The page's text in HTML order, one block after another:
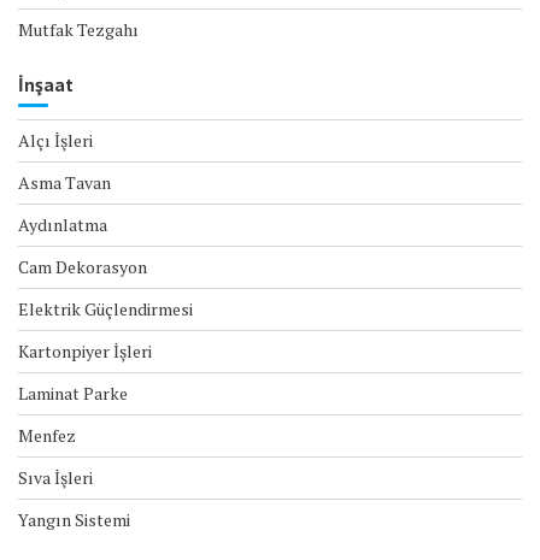
Mutfak Tezgahı
İnşaat
Alçı İşleri
Asma Tavan
Aydınlatma
Cam Dekorasyon
Elektrik Güçlendirmesi
Kartonpiyer İşleri
Laminat Parke
Menfez
Sıva İşleri
Yangın Sistemi